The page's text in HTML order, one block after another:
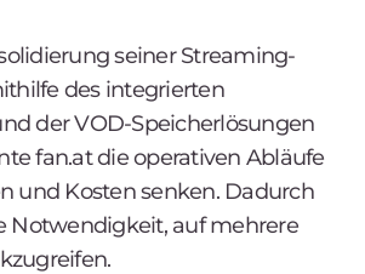
seiner Streaming-
des integrierten
der VOD-Speicherlösungen
fan.at die operativen Abläufe
und Kosten senken. Dadurch
Notwendigkeit, auf mehrere